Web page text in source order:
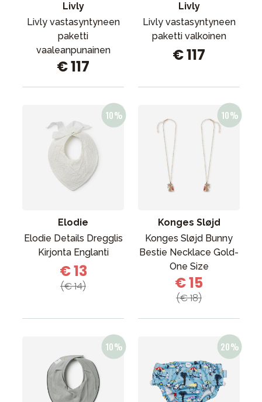
Livly
Livly vastasyntyneen
paketti
vaaleanpunainen
€ 117
Livly
Livly vastasyntyneen
paketti valkoinen
€ 117
Elodie
Elodie Details Dregglis
Kirjonta Englanti
€ 13
(€ 14)
Konges Sløjd
Konges Sløjd Bunny
Bestie Necklace Gold-
One Size
€ 15
(€ 18)
Lahjavinkkejä
Suosikit
Aurinko ja uinti Outlet
Opas
Ota meihin yhteyttä osoitteessa
Myymälämme